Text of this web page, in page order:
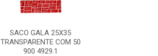
SACO GALA 25X35
TRANSPARENTE COM 50
900 4929.1